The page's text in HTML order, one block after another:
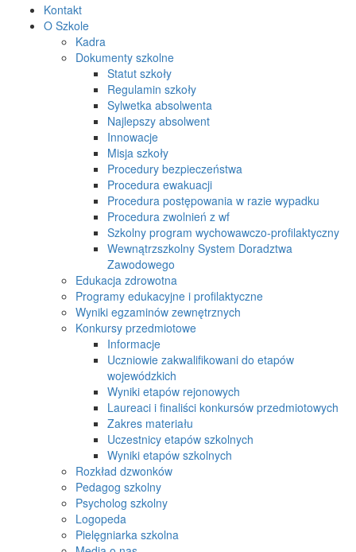
Kontakt
O Szkole
Kadra
Dokumenty szkolne
Statut szkoły
Regulamin szkoły
Sylwetka absolwenta
Najlepszy absolwent
Innowacje
Misja szkoły
Procedury bezpieczeństwa
Procedura ewakuacji
Procedura postępowania w razie wypadku
Procedura zwolnień z wf
Szkolny program wychowawczo-profilaktyczny
Wewnątrzszkolny System Doradztwa
Zawodowego
Edukacja zdrowotna
Programy edukacyjne i profilaktyczne
Wyniki egzaminów zewnętrznych
Konkursy przedmiotowe
Informacje
Uczniowie zakwalifikowani do etapów
wojewódzkich
Wyniki etapów rejonowych
Laureaci i finaliści konkursów przedmiotowych
Zakres materiału
Uczestnicy etapów szkolnych
Wyniki etapów szkolnych
Rozkład dzwonków
Pedagog szkolny
Psycholog szkolny
Logopeda
Pielęgniarka szkolna